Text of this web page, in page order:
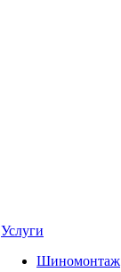
Услуги
Шиномонтаж